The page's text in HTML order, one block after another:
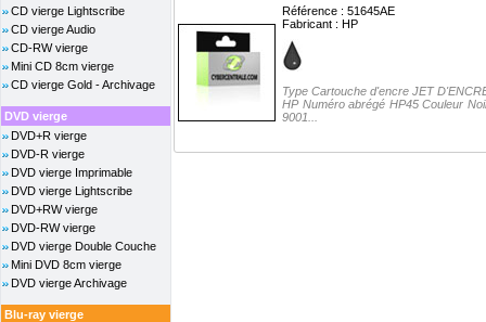
CD vierge Lightscribe
CD vierge Audio
CD-RW vierge
Mini CD 8cm vierge
CD vierge Gold - Archivage
DVD vierge
DVD+R vierge
DVD-R vierge
DVD vierge Imprimable
DVD vierge Lightscribe
DVD+RW vierge
DVD-RW vierge
DVD vierge Double Couche
Mini DVD 8cm vierge
DVD vierge Archivage
Blu-ray vierge
Référence : 51645AE
Fabricant : HP
Type Cartouche d'encre JET
HP Numéro abrégé HP45 Couleur
9001...